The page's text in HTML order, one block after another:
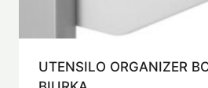
UTENSILO ORGANIZER